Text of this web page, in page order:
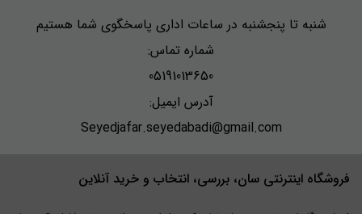
شنبه تا پنجشنبه در ساعات اداری پاسخگوی شما هستیم
شماره تماس:
05191013650
آدرس ایمیل:
Seyedjafar.seyedabadi@gmail.com
فروشگاه اینترنتی سان، بررسی، انتخاب و خرید آنلاین